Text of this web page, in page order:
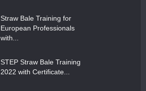
Straw Bale Training for
European Professionals
with...
STEP Straw Bale Training
2022 with Certificate...